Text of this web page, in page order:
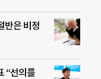
반은 비정
“선의를